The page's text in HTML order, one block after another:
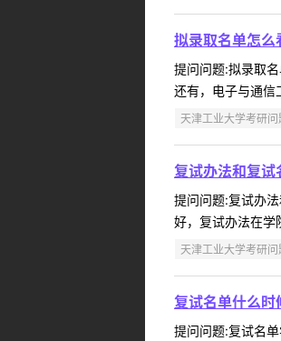
拟录取名单怎么
提问问题:拟录取
还有，电子与通信
天津工业大学考研问
复试办法和复试
提问问题:复试办
好，复试办法在学
天津工业大学考研问
复试名单什么时
提问问题:复试名